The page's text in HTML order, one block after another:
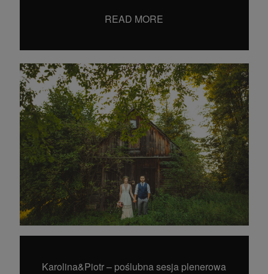
READ MORE
Karolina&Piotr – poślubna sesja plenerowa